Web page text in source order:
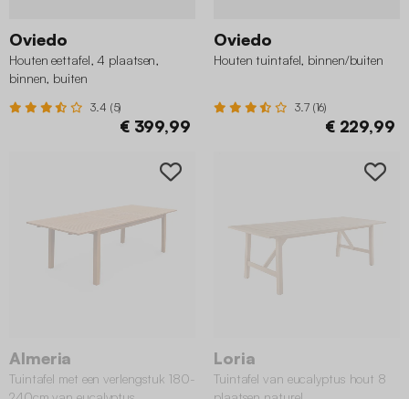
Oviedo
Houten eettafel, 4 plaatsen,
binnen, buiten
3.4 (5)
€ 399,99
Oviedo
Houten tuintafel, binnen/buiten
3.7 (16)
€ 229,99
Almeria
Tuintafel met een verlengstuk 180-
Loria
Tuintafel van eucalyptus hout 8